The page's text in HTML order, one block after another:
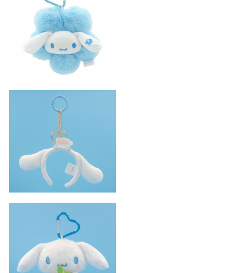
花朵係列玉桂狗小吊飾
玉桂狗頭箍吊飾
水果玉桂狗小吊飾